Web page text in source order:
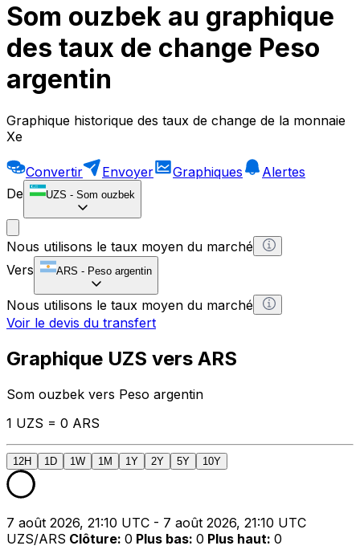
Som ouzbek au graphique
des taux de change Peso
argentin
Graphique historique des taux de change de la monnaie
Xe
Convertir Envoyer Graphiques
Alertes
De
UZS - Som ouzbek
Nous utilisons le taux moyen du marché
Vers
ARS - Peso argentin
Nous utilisons le taux moyen du marché
Voir le devis du transfert
Graphique UZS vers ARS
Som ouzbek vers Peso argentin
1 UZS = 0 ARS
12H 1D 1W 1M 1Y 2Y 5Y 10Y
7 août 2026, 21:10 UTC - 7 août 2026, 21:10 UTC
UZS/ARS Clôture: 0 Plus bas: 0 Plus haut: 0